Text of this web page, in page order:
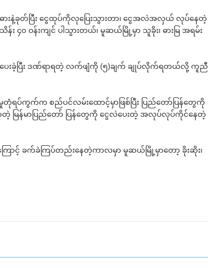
နဲ့ခုတ်ပြီး ငွေထုပ်ကိုလုပြေးသွားတာ၊ ငွေအလဲအလှယ် လုပ်နေတဲ့
၀ ဝန်းကျင် ပါသွားတယ်၊ မူဆယ်မြို့မှာ သူခိုး၊ ဓားမြ အရမ်း
းခဲ့ပြီး ဒဏ်ရာရတဲ့ လက်ဖျံကို (၅)ချက် ချုပ်လိုက်ရတယ်လို့ ကူညီ
တုံရပ်ကွက်က စည်ပင်လမ်းထောင့်မှာဖြစ်ပြီး ပြည်တော်ပြန်‌တွေကို
မြန်မာပြည်တော် ပြန်တွေကို ငွေလဲ‌ပေးတဲ့ အလုပ်လုပ်ကိုင်နေတဲ့
ြောင့် ခက်ခဲကြပ်တည်းနေတဲ့ကာလမှာ မူဆယ်မြို့မှာတော့ ခိုးဆိုး၊